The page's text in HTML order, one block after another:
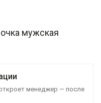
мужская
менеджер — после